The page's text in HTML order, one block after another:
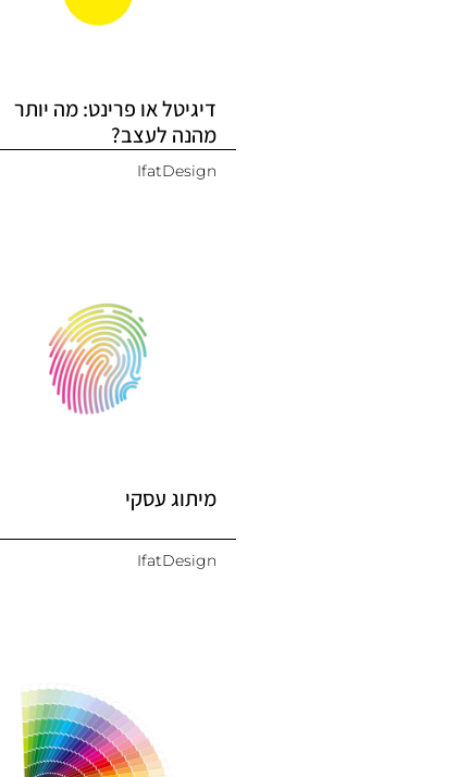
דיגיטל או פרינט: מה יותר
מהנה לעצב?
IfatDesign
מיתוג עסקי
IfatDesign